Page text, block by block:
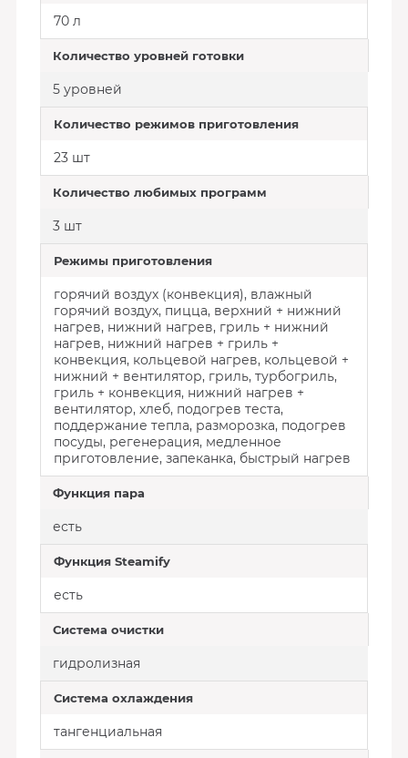
70 л
Количество уровней готовки
5 уровней
Количество режимов приготовления
23 шт
Количество любимых программ
3 шт
Режимы приготовления
горячий воздух (конвекция), влажный
горячий воздух, пицца, верхний + нижний
нагрев, нижний нагрев, гриль + нижний
нагрев, нижний нагрев + гриль +
конвекция, кольцевой нагрев, кольцевой +
нижний + вентилятор, гриль, турбогриль,
гриль + конвекция, нижний нагрев +
вентилятор, хлеб, подогрев теста,
поддержание тепла, разморозка, подогрев
посуды, регенерация, медленное
приготовление, запеканка, быстрый нагрев
Функция пара
есть
Функция Steamify
есть
Система очистки
гидролизная
Система охлаждения
тангенциальная